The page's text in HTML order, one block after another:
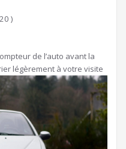
)
de l’auto avant la
légèrement à votre visite